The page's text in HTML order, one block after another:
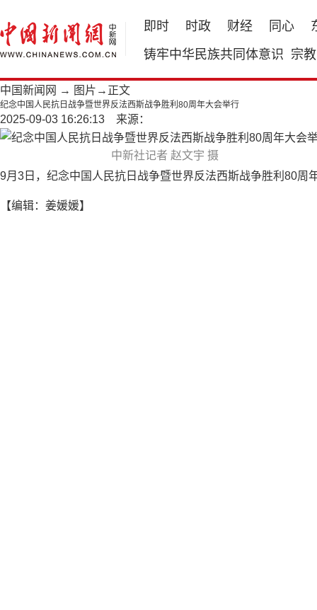
即时 时政 财经 同心
铸牢中华民族共同体意识 宗教
中国新闻网 → 图片 →正文
纪念中国人民抗日战争暨世界反法西斯战争胜利80周年大会举行
2025-09-03 16:26:13 来源：
中新社记者 赵文宇 摄
9月3日，纪念中国人民抗日战争暨世界反法西斯战争胜利80周
【编辑：姜媛媛】